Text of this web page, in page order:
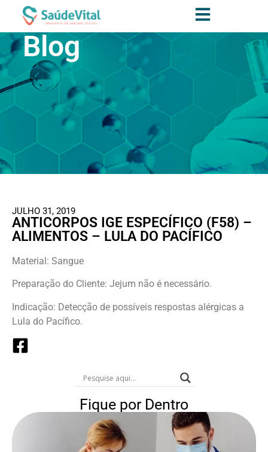
Blog
JULHO 31, 2019
ANTICORPOS IGE ESPECÍFICO (F58) –
ALIMENTOS – LULA DO PACÍFICO
Material: Sangue
Preparação do Cliente: Jejum não é necessário.
Indicação: Detecção de possíveis respostas alérgicas a
Lula do Pacífico.
Fique por Dentro